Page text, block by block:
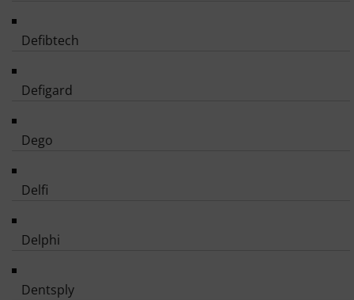
Defibtech
Defigard
Dego
Delfi
Delphi
Dentsply